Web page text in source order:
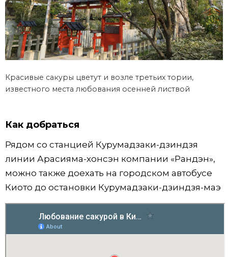
Красивые сакуры цветут и возле третьих тории,
известного места любования осенней листвой
Как добраться
Рядом со станцией Курумадзаки-дзиндзя
линии Арасияма-хонсэн компании «Рандэн»,
можно также доехать на городском автобусе
Киото до остановки Курумадзаки-дзиндзя-маэ